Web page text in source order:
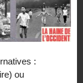
:
ou